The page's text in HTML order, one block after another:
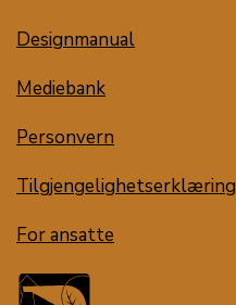
Designmanual
Mediebank
Personvern
Tilgjengelighetserklæring
For ansatte